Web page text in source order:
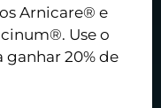
Arnicare® e
Use o
20% de